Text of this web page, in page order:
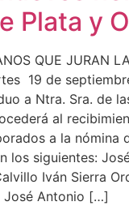
Plata y
QUE JURAN
19 de
a Ntra. Sra. de
al
a la nómina
los siguientes:
Iván Sierra
José Antonio […]